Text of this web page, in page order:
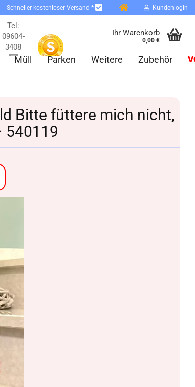
Schneller kostenloser Versand * Kundenlogin
Konto erstellen
Tel:
09604-
3408
Ihr Warenkorb
0,00 €
Müll Parken Weitere Zubehör
Bitte füttere mich nicht,
540119